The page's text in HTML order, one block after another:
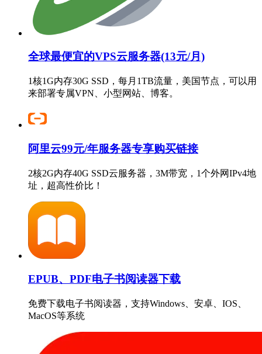
全球最便宜的VPS云服务器(13元/月)
1核1G内存30G SSD，每月1TB流量，美国节点，可以用
来部署专属VPN、小型网站、博客。
阿里云99元/年服务器专享购买链接
2核2G内存40G SSD云服务器，3M带宽，1个外网IPv4地
址，超高性价比！
EPUB、PDF电子书阅读器下载
免费下载电子书阅读器，支持Windows、安卓、IOS、
MacOS等系统